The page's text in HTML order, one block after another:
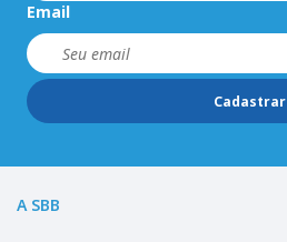
Email
Cadastrar
A SBB